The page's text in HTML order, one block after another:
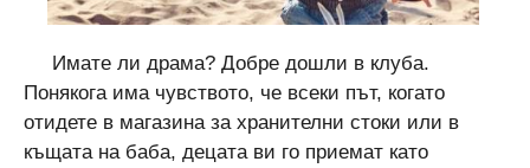
Имате ли драма? Добре дошли в клуба.
Понякога има чувството, че всеки път, когато
отидете в магазина за хранителни стоки или в
къщата на баба, децата ви го приемат като